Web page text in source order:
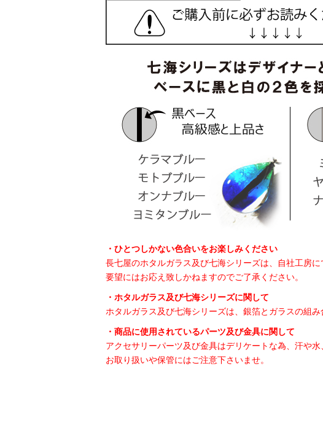
・ひとつしかない色合いをお楽しみください
長七屋のホタルガラス及び七海シリーズは、自社工房
要望にはお応え致しかねますのでご了承ください。
・ホタルガラス及び七海シリーズに関して
ホタルガラス及び七海シリーズは、銀箔とガラスの組
・商品に使用されているパーツ及び金具に関して
アクセサリーパーツ及び金具はデリケートな為、汗や水
お取り扱いや保管にはご注意下さいませ。